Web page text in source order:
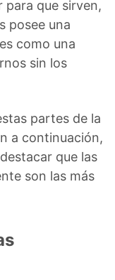
para que sirven,
posee una
como una
sin los
partes de la
a continuación,
que las
son las más